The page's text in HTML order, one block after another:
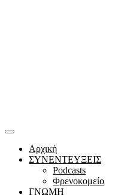
Αρχική
ΣΥΝΕΝΤΕΥΞΕΙΣ
Podcasts
Φρενοκομείο
ΓΝΩΜΗ